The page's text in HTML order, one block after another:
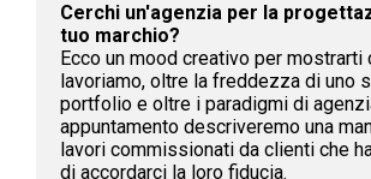
Cerchi un'agenzia per la
tuo marchio?
Ecco un mood creativo per mostrarti
lavoriamo, oltre la freddezza di uno
portfolio e oltre i paradigmi di
appuntamento descriveremo una
lavori commissionati da clienti che
di accordarci la loro fiducia.